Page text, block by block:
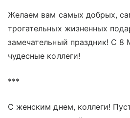
Желаем вам самых добрых,
трогательных жизненных
замечательный праздник! С 8
чудесные коллеги!
***
С женским днем, коллеги!